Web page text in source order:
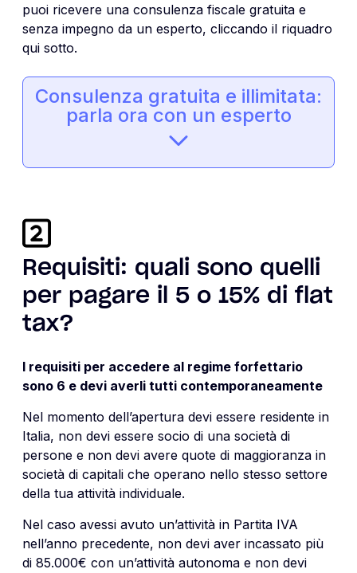
puoi ricevere una consulenza fiscale gratuita e
senza impegno da un esperto, cliccando il riquadro
qui sotto.
Consulenza gratuita e illimitata:
parla ora con un esperto
Requisiti: quali sono quelli
per pagare il 5 o 15% di flat
tax?
I requisiti per accedere al regime forfettario
sono 6 e devi averli tutti contemporaneamente
Nel momento dell’apertura devi essere residente in
Italia, non devi essere socio di una società di
persone e non devi avere quote di maggioranza in
società di capitali che operano nello stesso settore
della tua attività individuale.
Nel caso avessi avuto un’attività in Partita IVA
nell’anno precedente, non devi aver incassato più
di 85.000€ con un’attività autonoma e non devi